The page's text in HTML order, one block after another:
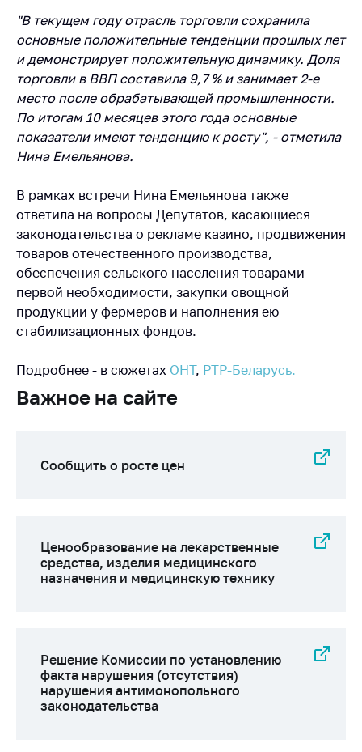
деятельность в
Республике
Беларусь
Защита
персональных
данных
Новости
Обратиться в МАРТ
Личный прием
граждан и юр. лиц
Прямaя телефоннaя
линия
Горячая линия
обращения
Сообщить о росте
цен на товары
цен на лекарства и
медицинские
Адрес и режим
работы
Пресс-служба
Вышестоящий
государственный
"В текущем году отрасль торговли сохранила
основные положительные тенденции прошлых лет
и демонстрирует положительную динамику. Доля
торговли в ВВП составила 9,7 % и занимает 2-е
место после обрабатывающей промышленности.
По итогам 10 месяцев этого года основные
показатели имеют тенденцию к росту", - отметила
Нина Емельянова.
В рамках встречи Нина Емельянова также
ответила на вопросы Депутатов, касающиеся
законодательства о рекламе казино, продвижения
товаров отечественного производства,
обеспечения сельского населения товарами
первой необходимости, закупки овощной
продукции у фермеров и наполнения ею
стабилизационных фондов.
Подробнее - в сюжетах ОНТ, РТР-Беларусь.
Важное на сайте
Сообщить о росте цен
Ценообразование на лекарственные
средства, изделия медицинского
назначения и медицинскую технику
Решение Комиссии по установлению
факта нарушения (отсутствия)
нарушения антимонопольного
законодательства